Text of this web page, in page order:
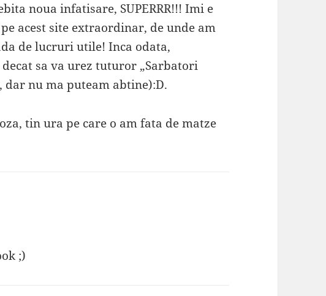
noua infatisare, SUPERRR!!! Imi e
acest site extraordinar, de unde am
de lucruri utile! Inca odata,
sa va urez tuturor „Sarbatori
dar nu ma puteam abtine):D.
tin ura pe care o am fata de matze
;)